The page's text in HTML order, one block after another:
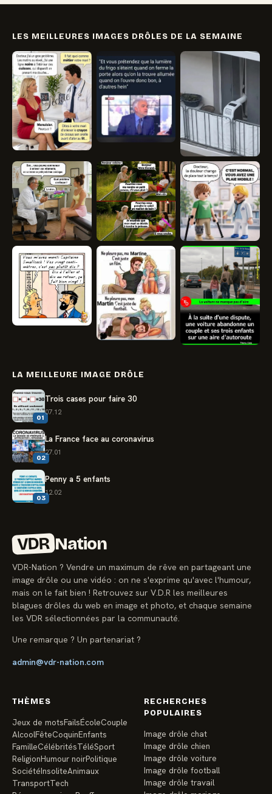
LES MEILLEURES IMAGES DRÔLES DE LA SEMAINE
LA MEILLEURE IMAGE DRÔLE
01
Trois cases pour faire 30
07.12
02
La France face au coronavirus
27.01
03
Penny a 5 enfants
12.02
VDR Nation
VDR-Nation ? Vendre un maximum de rêve en partageant une
image drôle ou une vidéo : on ne s'exprime qu'avec l'humour,
mais on le fait bien ! Retrouvez sur V.D.R les meilleures
blagues drôles du web en image et photo, et chaque semaine
les VDR sélectionnées par la communauté.
Une remarque ? Un partenariat ?
admin@vdr-nation.com
THÈMES
Jeux de motsFailsÉcoleCouple
AlcoolFêteCoquinEnfants
FamilleCélébritésTéléSport
ReligionHumour noirPolitique
SociétéInsoliteAnimaux
TransportTech
RECHERCHES
POPULAIRES
Image drôle chat
Image drôle chien
Image drôle voiture
Image drôle football
Image drôle travail